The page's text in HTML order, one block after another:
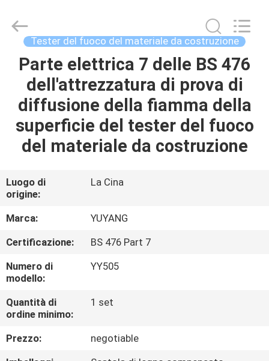
CASA
PRODOTTI
MOSTRA
CIRCA
NOI
GIRO
DELLA
FABBRICA
CONTATTICI
YUYANG
INSTRUMENT
Reserved.
Tester del fuoco del materiale da costruzione
Parte elettrica 7 delle BS 476
dell'attrezzatura di prova di
diffusione della fiamma della
superficie del tester del fuoco
del materiale da costruzione
Luogo di
origine:
La Cina
Marca:
YUYANG
Certificazione:
BS 476 Part 7
Numero di
modello:
YY505
Quantità di
ordine minimo:
1 set
Prezzo:
negotiable